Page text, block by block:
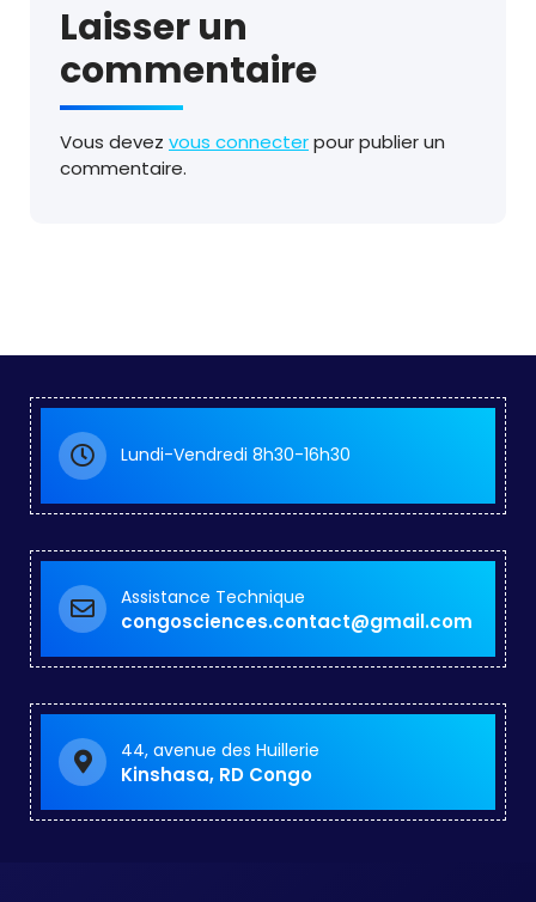
Laisser un
commentaire
Vous devez vous connecterpour publier un
commentaire.
Lundi-Vendredi 8h30-16h30
Assistance Technique
congosciences.contact@gmail.com
44, avenue des Huillerie
Kinshasa, RD Congo